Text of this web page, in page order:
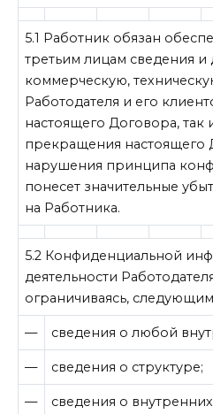
5.1 Работник обязан
третьим лицам сведения
коммерческую,
Работодателя и его
настоящего Договора, так
прекращения настоящего
нарушения принципа
понесет значительные
на Работника.
5.2 Конфиденциальной
деятельности
ограничиваясь,
— сведения о любой
— сведения о структуре;
—
сведения о